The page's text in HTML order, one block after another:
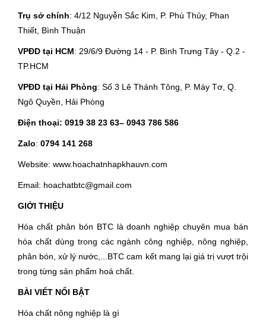
Trụ sở chính: 4/12 Nguyễn Sắc Kim, P. Phú Thủy, Phan
Thiết, Bình Thuận
VPĐD tại HCM: 29/6/9 Đường 14 - P. Bình Trưng Tây - Q.2 -
TP.HCM
VPĐD tại Hải Phòng: Số 3 Lê Thánh Tông, P. Máy Tơ, Q.
Ngô Quyền, Hải Phòng
Điện thoại: 0919 38 23 63– 0943 786 586
Zalo: 0794 141 268
Website: www.hoachatnhapkhauvn.com
Email: hoachatbtc@gmail.com
GIỚI THIỆU
Hóa chất phân bón BTC là doanh nghiệp chuyên mua bán
hóa chất dùng trong các ngành công nghiệp, nông nghiệp,
phân bón, xử lý nước,...BTC cam kết mang lại giá trị vượt trội
trong từng sản phẩm hoá chất.
BÀI VIẾT NỔI BẬT
Hóa chất nông nghiệp là gì